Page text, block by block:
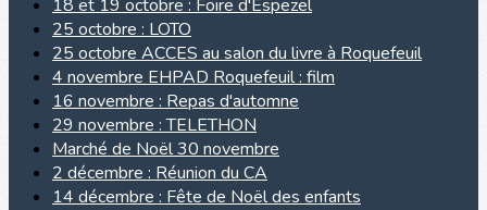
18 et 19 octobre : Foire d'Espezel
25 octobre : LOTO
25 octobre ACCES au salon du livre à Roquefeuil
4 novembre EHPAD Roquefeuil : film
16 novembre : Repas d'automne
29 novembre : TELETHON
Marché de Noël 30 novembre
2 décembre : Réunion du CA
14 décembre : Fête de Noël des enfants